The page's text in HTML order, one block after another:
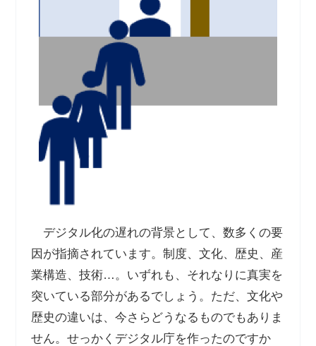
デジタル化の遅れの背景として、数多くの要
因が指摘されています。制度、文化、歴史、産
業構造、技術…。いずれも、それなりに真実を
突いている部分があるでしょう。ただ、文化や
歴史の違いは、今さらどうなるものでもありま
せん。せっかくデジタル庁を作ったのですか